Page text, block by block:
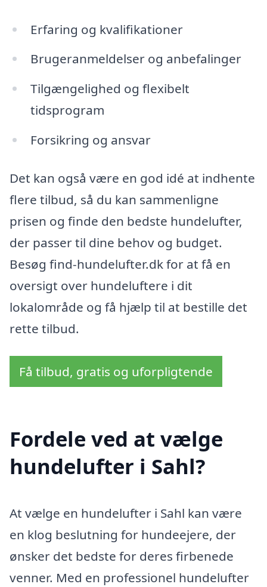
Erfaring og kvalifikationer
Brugeranmeldelser og anbefalinger
Tilgængelighed og flexibelt
tidsprogram
Forsikring og ansvar
Det kan også være en god idé at indhente
flere tilbud, så du kan sammenligne
prisen og finde den bedste hundelufter,
der passer til dine behov og budget.
Besøg find-hundelufter.dk for at få en
oversigt over hundeluftere i dit
lokalområde og få hjælp til at bestille det
rette tilbud.
Få tilbud, gratis og uforpligtende
Fordele ved at vælge
hundelufter i Sahl?
At vælge en hundelufter i Sahl kan være
en klog beslutning for hundeejere, der
ønsker det bedste for deres firbenede
venner. Med en professionel hundelufter